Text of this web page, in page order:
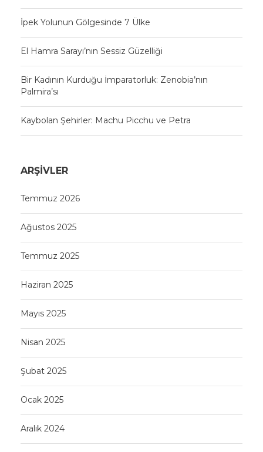
İpek Yolunun Gölgesinde 7 Ülke
El Hamra Sarayı’nın Sessiz Güzelliği
Bir Kadının Kurduğu İmparatorluk: Zenobia’nın
Palmira’sı
Kaybolan Şehirler: Machu Picchu ve Petra
ARŞIVLER
Temmuz 2026
Ağustos 2025
Temmuz 2025
Haziran 2025
Mayıs 2025
Nisan 2025
Şubat 2025
Ocak 2025
Aralık 2024